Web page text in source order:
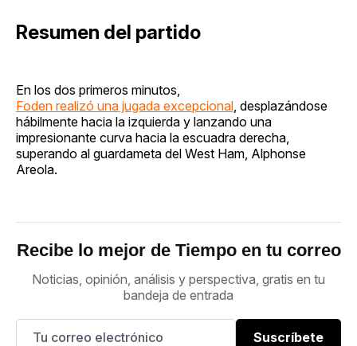
Resumen del partido
En los dos primeros minutos,
Foden realizó una jugada excepcional , desplazándose
hábilmente hacia la izquierda y lanzando una
impresionante curva hacia la escuadra derecha,
superando al guardameta del West Ham, Alphonse
Areola.
Recibe lo mejor de Tiempo en tu correo
Noticias, opinión, análisis y perspectiva, gratis en tu
bandeja de entrada
Suscríbete